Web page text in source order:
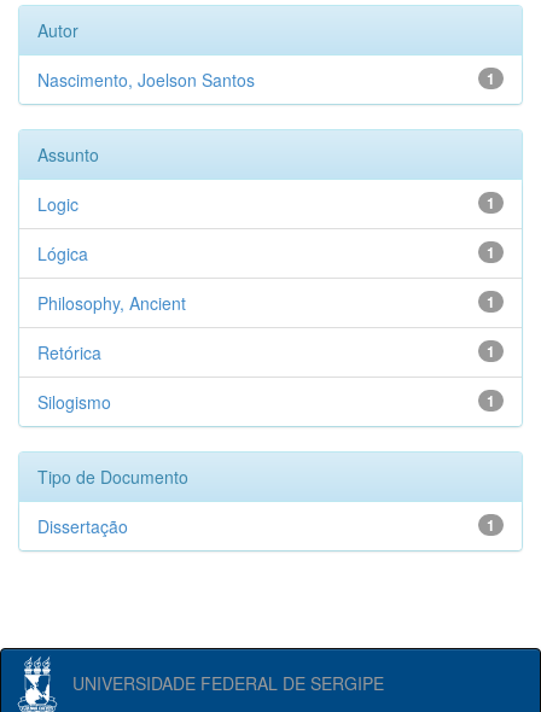
Autor
1
Nascimento, Joelson Santos
Assunto
1
Logic
1
Lógica
1
Philosophy, Ancient
1
Retórica
1
Silogismo
Tipo de Documento
1
Dissertação
UNIVERSIDADE FEDERAL DE SERGIPE